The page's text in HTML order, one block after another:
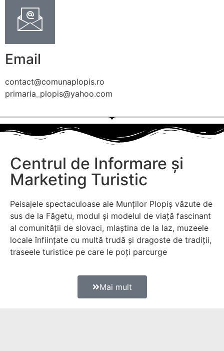
Email
contact@comunaplopis.ro
primaria_plopis@yahoo.com
Centrul de Informare și
Marketing Turistic
Peisajele spectaculoase ale Munților Plopiș văzute de
sus de la Făgetu, modul și modelul de viață fascinant
al comunității de slovaci, mlaștina de la Iaz, muzeele
locale înființate cu multă trudă și dragoste de tradiții,
traseele turistice pe care le poți parcurge
Mai mult